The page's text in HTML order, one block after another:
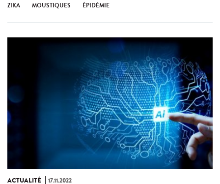
ZIKA MOUSTIQUES ÉPIDÉMIE
ACTUALITÉ 17.11.2022